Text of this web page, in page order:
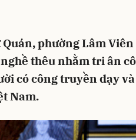
Quán, phường Lâm
thêu nhằm tri ân
có công truyền dạy
Nam.